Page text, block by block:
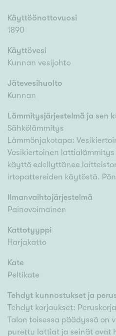
Käyttöönottovuosi
1890
Käyttövesi
Kunnan vesijohto
Jätevesihuolto
Kunnan
Lämmitysjärjestelmä ja sen
Sähkölämmitys
Lämmönjakotapa:
Vesikiertoinen
käyttö edellyttänee
irtopattereiden käytöstä.
Ilmanvaihtojärjestelmä
Painovoimainen
Kattotyyppi
Harjakatto
Kate
Peltikate
Tehdyt kunnostukset ja
Tehdyt korjaukset:
Talon toisessa päädyssä on
purettu lattiat ja seinät ovat